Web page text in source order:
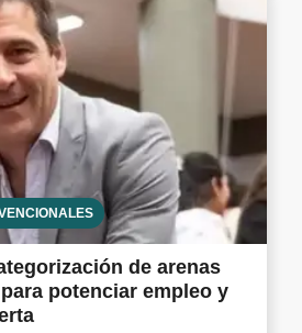
de arenas
potenciar empleo y